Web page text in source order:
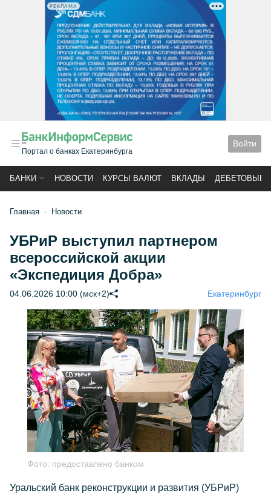
РЕКЛАМА
Портал о банках Екатеринбурга
Войти
БАНКИ НОВОСТИ КУРСЫ ВАЛЮТ ВКЛАДЫ ДЕБЕТОВЫЕ
Главная Новости
УБРиР выступил партнером
всероссийской акции
«Экспедиция Добра»
04.06.2026 10:00 (мск+2) Екатеринбург
Фото: предоставлено банком
Уральский банк реконструкции и развития (УБРиР)